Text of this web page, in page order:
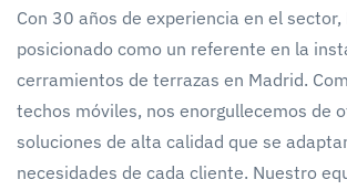
Con 30 años de experiencia en el
posicionado como un referente en la
cerramientos de terrazas en Madrid.
techos móviles, nos enorgullecemos de
soluciones de alta calidad que se
necesidades de cada cliente. Nuestro